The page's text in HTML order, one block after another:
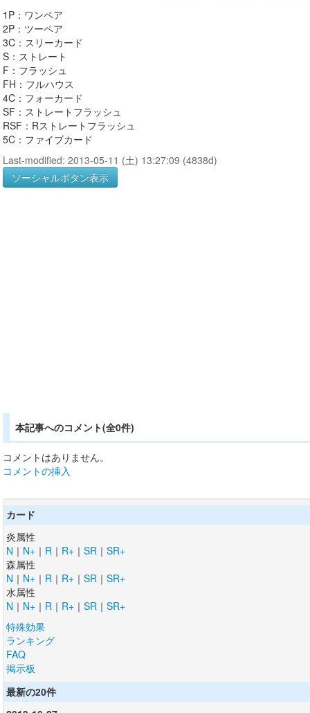
1P：ワンペア
2P：ツーペア
3C：スリーカード
S：ストレート
F：フラッシュ
FH：フルハウス
4C：フォーカード
SF：ストレートフラッシュ
RSF：Rストレートフラッシュ
5C：ファイブカード
Last-modified: 2013-05-11 (土) 13:27:09 (4838d)
ソーシャルボタン表示
本記事へのコメント(全0件)
コメントはありません。
コメントの挿入
カード
炎属性
N ｜ N+ ｜ R ｜ R+ ｜ SR ｜ SR+
森属性
N ｜ N+ ｜ R ｜ R+ ｜ SR ｜ SR+
水属性
N ｜ N+ ｜ R ｜ R+ ｜ SR ｜ SR+
特殊効果
ランキング
FAQ
掲示板
最新の20件